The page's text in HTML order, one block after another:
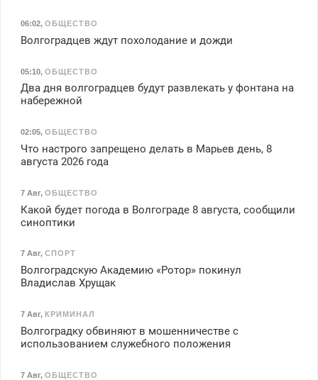
06:02, ОБЩЕСТВО
Волгоградцев ждут похолодание и дожди
05:10, ОБЩЕСТВО
Два дня волгоградцев будут развлекать у фонтана на
набережной
02:05, ОБЩЕСТВО
Что настрого запрещено делать в Марьев день, 8
августа 2026 года
7 Авг, ОБЩЕСТВО
Какой будет погода в Волгограде 8 августа, сообщили
синоптики
7 Авг, СПОРТ
Волгоградскую Академию «Ротор» покинул
Владислав Хрущак
7 Авг, КРИМИНАЛ
Волгоградку обвиняют в мошенничестве с
использованием служебного положения
7 Авг, ОБЩЕСТВО